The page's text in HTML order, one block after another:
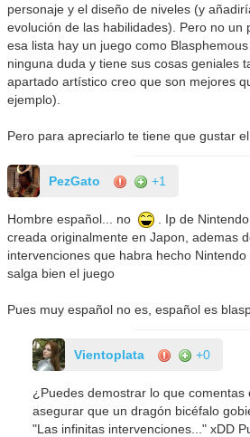
personaje y el diseño de niveles (y
evolución de las habilidades). Pero no un
esa lista hay un juego como
ninguna duda y tiene sus cosas geniales
apartado artístico creo que son mejores
ejemplo).
Pero para apreciarlo te tiene que gustar el
PezGato +1
Hombre español... no
. Ip de
creada originalmente en Japon, ademas
intervenciones que habra hecho
salga bien el juego
Pues muy español no es, español es
Vientoplata +0
¿Puedes demostrar lo que comentas
asegurar que un dragón bicéfalo
"Las infinitas intervenciones..." xDD